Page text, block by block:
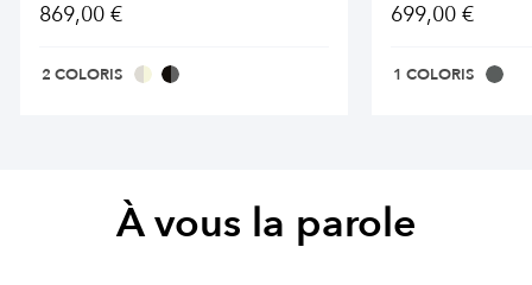
869,00 €
2 COLORIS
699,00 €
1 COLORIS
À vous la parole